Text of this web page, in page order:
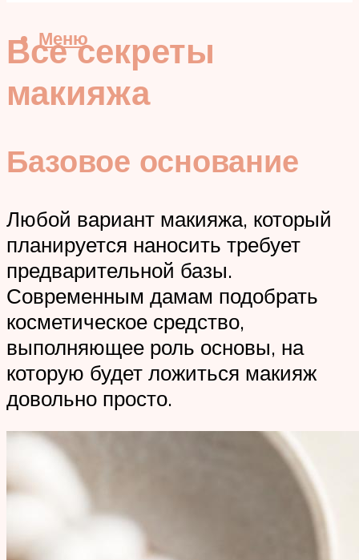
Меню
Все секреты
макияжа
Базовое основание
Любой вариант макияжа, который
планируется наносить требует
предварительной базы.
Современным дамам подобрать
косметическое средство,
выполняющее роль основы, на
которую будет ложиться макияж
довольно просто.